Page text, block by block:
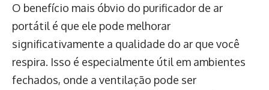
O benefício mais óbvio do purificador de ar
portátil é que ele pode melhorar
significativamente a qualidade do ar que você
respira. Isso é especialmente útil em ambientes
fechados, onde a ventilação pode ser